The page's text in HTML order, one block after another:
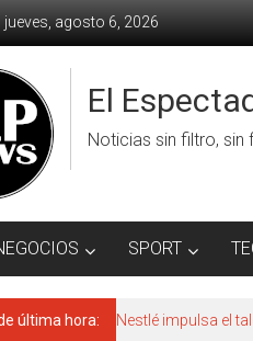
jueves, agosto 6, 2026
El
Noticias sin filtro, sin
SPORT
última hora: Nestlé impulsa el